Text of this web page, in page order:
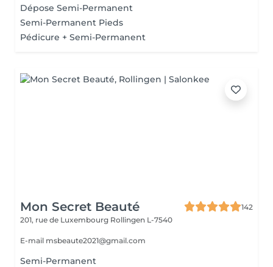
Dépose Semi-Permanent
Semi-Permanent Pieds
Pédicure + Semi-Permanent
Mon Secret Beauté
142
201, rue de Luxembourg Rollingen L-7540
E-mail msbeaute2021@gmail.com
Semi-Permanent